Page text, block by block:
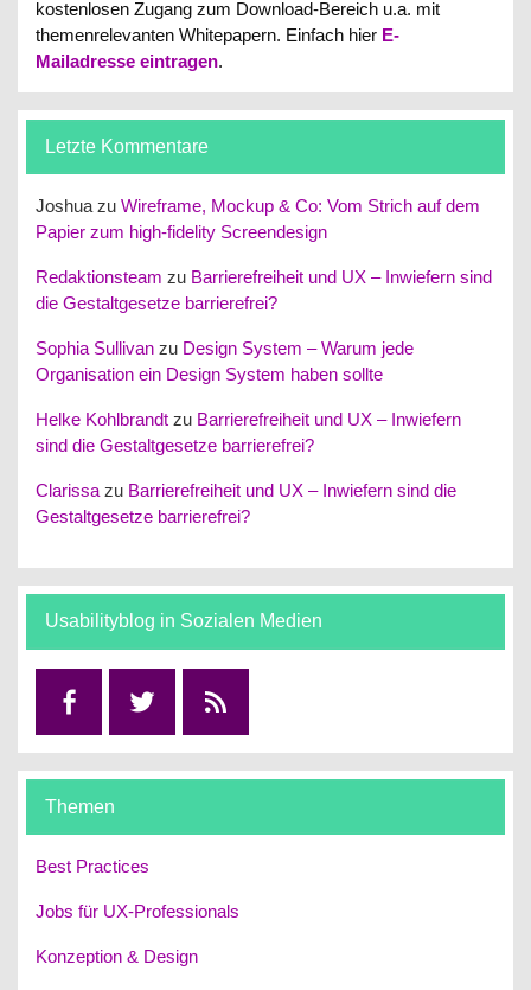
kostenlosen Zugang zum Download-Bereich u.a. mit
themenrelevanten Whitepapern. Einfach hier E-
Mailadresse eintragen.
Letzte Kommentare
Joshua zuWireframe, Mockup & Co: Vom Strich auf dem
Papier zum high-fidelity Screendesign
Redaktionsteam zu Barrierefreiheit und UX – Inwiefern sind
die Gestaltgesetze barrierefrei?
Sophia Sullivan zu Design System – Warum jede
Organisation ein Design System haben sollte
Helke Kohlbrandt zu Barrierefreiheit und UX – Inwiefern
sind die Gestaltgesetze barrierefrei?
Clarissa zu Barrierefreiheit und UX – Inwiefern sind die
Gestaltgesetze barrierefrei?
Usabilityblog in Sozialen Medien
Themen
Best Practices
Jobs für UX-Professionals
Konzeption & Design